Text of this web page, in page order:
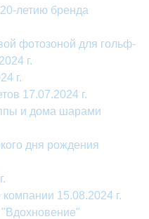
летию бренда
фотозоной для гольф-
г.
г.
17.07.2024 г.
и дома шарами
дня рождения
15.08.2024 г.